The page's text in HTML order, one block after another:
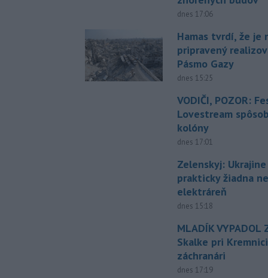
dnes 17:06
Hamas tvrdí, že je
pripravený
Pásmo Gazy
dnes 15:25
VODIČI, POZOR:
Lovestream
kolóny
dnes 17:01
Zelenskyj:
prakticky žiadna
elektráreň
dnes 15:18
MLADÍK VYPADOL
Skalke pri
záchranári
dnes 17:19